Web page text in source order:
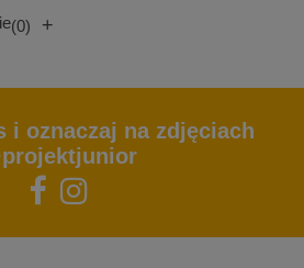
(0) +
i oznaczaj na zdjęciach